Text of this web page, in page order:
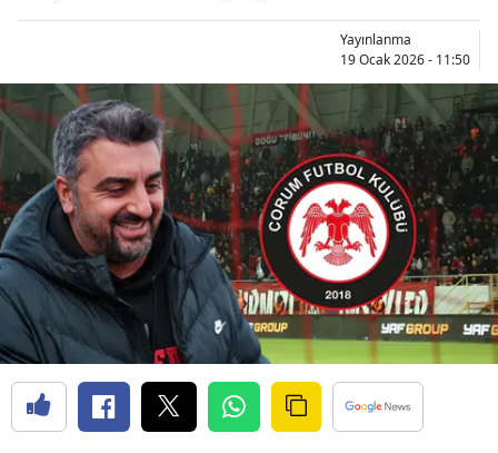
Balıkesir
Bilecik
Bingöl
Bitlis
Bolu
Burdur
Bursa
Çanakkale
Çankırı
Çorum
Yayınlanma
19 Ocak 2026 - 11:50